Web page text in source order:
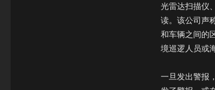
光雷达扫描仪
读。该公司声
和车辆之间的
境巡逻人员或
一旦发出警报